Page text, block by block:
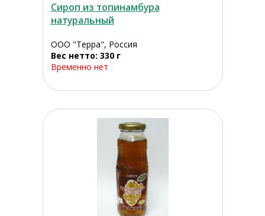
Сироп из топинамбура
натуральный
ООО "Терра", Россия
Вес нетто: 330 г
Временно нет